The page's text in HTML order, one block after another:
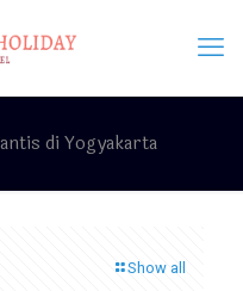
di Yogyakarta
Show all